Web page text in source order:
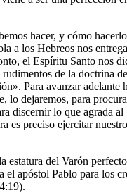
hacer, y cómo
a los Hebreos nos
el Espíritu Santo nos
de la doctrina
Para avanzar adelante
lo dejaremos, para
discernir lo que agrada al
es preciso ejercitar
estatura del Varón
el apóstol Pablo para los